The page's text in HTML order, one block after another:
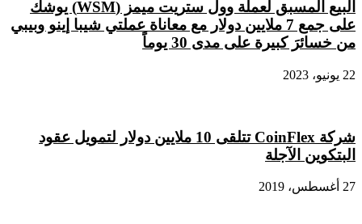
المنصة
البيع المسبق لعملة وول ستريت ميمز (WSM) يوشك
على جمع 7 ملايين دولار مع معاناة عملتي شيبا إينو وبيبي
من خسائرَ كبيرة على مدى 30 يوماً
22 يونيو، 2023
شركة CoinFlex تتلقى 10 ملايين دولار لتمويل عقود
البتكوين الآجلة
27 أغسطس، 2019